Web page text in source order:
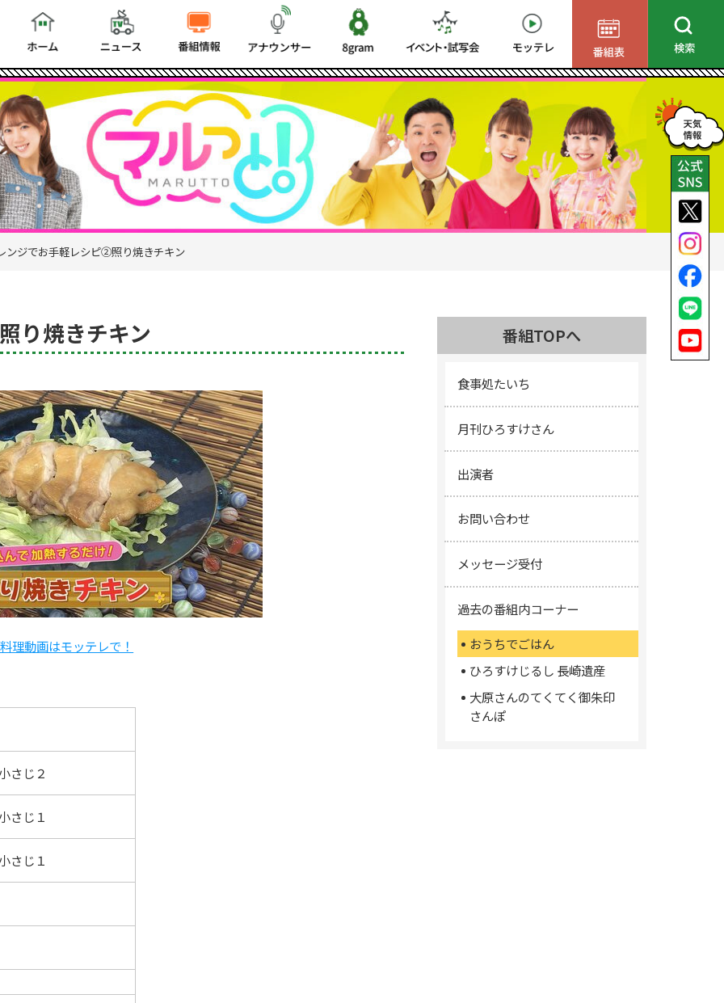
ンジでお手軽レシピ②照り焼きチキン
り焼きチキン
理動画はモッテレで！
さじ２
さじ１
さじ１
番組TOPへ
食事処たいち
月刊ひろすけさん
出演者
お問い合わせ
メッセージ受付
過去の番組内コーナー
おうちでごはん
ひろすけじるし 長崎遺産
大原さんのてくてく御朱印
さんぽ